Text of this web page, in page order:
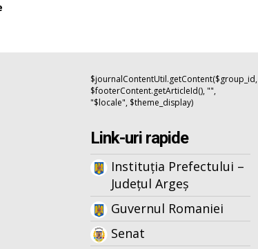
$journalContentUtil.getContent($group_id,
$footerContent.getArticleId(), "",
"$locale", $theme_display)
Link-uri rapide
Instituția Prefectului –
Județul Argeș
Guvernul Romaniei
Senat